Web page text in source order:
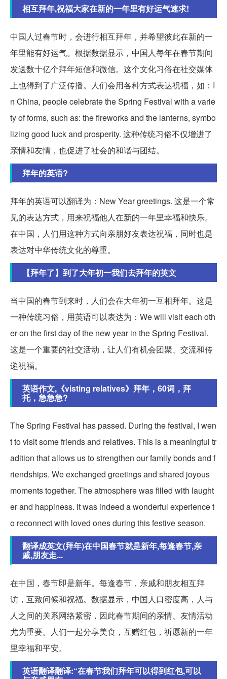
相互拜年,祝福大家在新的一年里有好运气速求!
中国人过春节时，会进行相互拜年，并希望彼此在新的一
年里能有好运气。根据数据显示，中国人每年在春节期间
发送数十亿个拜年短信和微信。这个文化习俗在社交媒体
上也得到了广泛传播。人们会用各种方式表达祝福，如：I
n China, people celebrate the Spring Festival with a varie
ty of forms, such as: the fireworks and the lanterns, symbo
lizing good luck and prosperity. 这种传统习俗不仅增进了
亲情和友情，也促进了社会的和谐与团结。
拜年的英语?
拜年的英语可以翻译为：New Year greetings. 这是一个常
见的表达方式，用来祝福他人在新的一年里幸福和快乐。
在中国，人们用这种方式向亲朋好友表达祝福，同时也是
表达对中华传统文化的尊重。
【拜年了】到了大年初一我们去拜年的英文
当中国的春节到来时，人们会在大年初一互相拜年。这是
一种传统习俗，用英语可以表达为：We will visit each oth
er on the first day of the new year in the Spring Festival.
这是一个重要的社交活动，让人们有机会团聚、交流和传
递祝福。
英语作文,《visting relatives》拜年，60词，拜
托，急急急?
The Spring Festival has passed. During the festival, I wen
t to visit some friends and relatives. This is a meaningful tr
adition that allows us to strengthen our family bonds and f
riendships. We exchanged greetings and shared joyous
moments together. The atmosphere was filled with laught
er and happiness. It was indeed a wonderful experience t
o reconnect with loved ones during this festive season.
翻译成英文(拜年)在中国春节就是新年,每逢春节,亲
戚,朋友走...
在中国，春节即是新年。每逢春节，亲戚和朋友相互拜
访，互致问候和祝福。数据显示，中国人口密度高，人与
人之间的关系网络紧密，因此春节期间的亲情、友情活动
尤为重要。人们一起分享美食，互赠红包，祈愿新的一年
里幸福和平安。
英语翻译翻译:“在春节我们拜年可以得到红包,可以